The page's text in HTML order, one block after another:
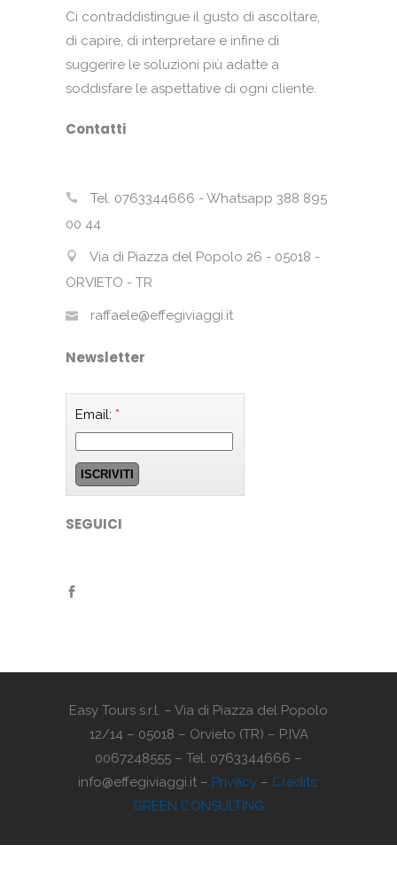
Ci contraddistingue il gusto di ascoltare,
di capire, di interpretare e infine di
suggerire le soluzioni più adatte a
soddisfare le aspettative di ogni cliente.
Contatti
Tel. 0763344666 - Whatsapp 388 895
00 44
Via di Piazza del Popolo 26 - 05018 -
ORVIETO - TR
raffaele@effegiviaggi.it
Newsletter
Email: *
SEGUICI
Easy Tours s.r.l. – Via di Piazza del Popolo
12/14 – 05018 – Orvieto (TR) – P.IVA
0067248555 – Tel. 0763344666 –
info@effegiviaggi.it – Privacy – Credits:
GREEN CONSULTING